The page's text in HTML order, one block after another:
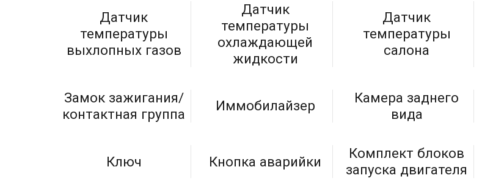
Датчик
температуры
выхлопных газов
Датчик
температуры
охлаждающей
жидкости
Датчик
температуры
салона
Замок зажигания/
контактная группа
Иммобилайзер
Камера заднего
вида
Ключ Кнопка аварийки
Комплект блоков
запуска двигателя